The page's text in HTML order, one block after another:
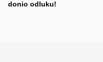
donio odluku!